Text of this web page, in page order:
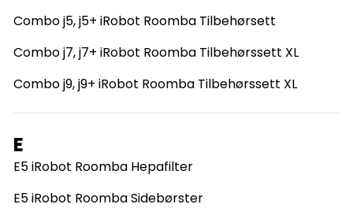
Combo j5, j5+ iRobot Roomba Tilbehørsett
Combo j7, j7+ iRobot Roomba Tilbehørssett XL
Combo j9, j9+ iRobot Roomba Tilbehørssett XL
E
E5 iRobot Roomba Hepafilter
E5 iRobot Roomba Sidebørster